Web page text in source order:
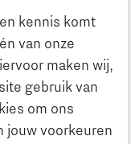
kennis komt
van onze
maken wij,
gebruik van
om ons
jouw voorkeuren